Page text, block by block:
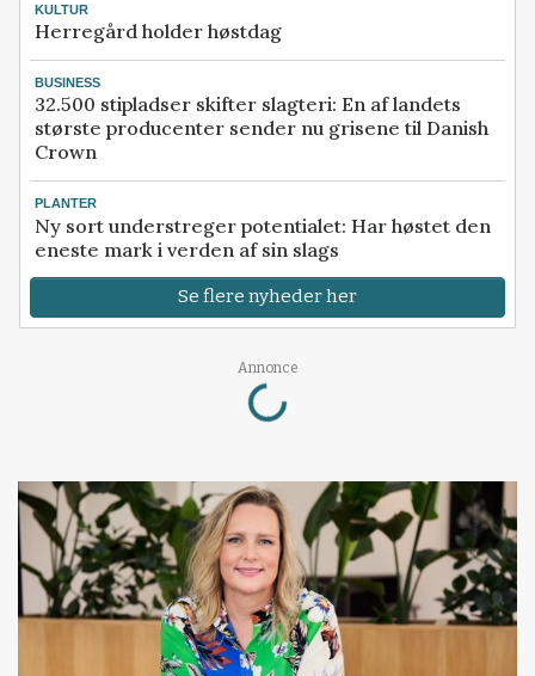
KULTUR
Herregård holder høstdag
BUSINESS
32.500 stipladser skifter slagteri: En af landets
største producenter sender nu grisene til Danish
Crown
PLANTER
Ny sort understreger potentialet: Har høstet den
eneste mark i verden af sin slags
Se flere nyheder her
Annonce
Loading...